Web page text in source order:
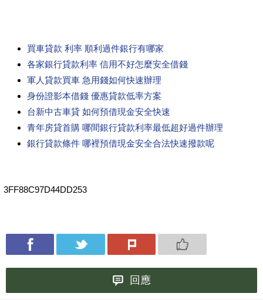
買車貸款 利率 順利過件銀行有哪家
各家銀行貸款利率 信用不好怎麼安全借錢
軍人貸款買車 急用錢如何快速辦理
身份證影本借錢 優惠貸款低率方案
台新中古車貸 如何預借現金安全快速
青年房貸首購 哪間銀行貸款利率最低超好過件辦理
銀行貸款條件 哪裡預借現金安全合法快速撥款呢
3FF88C97D44DD253
回應